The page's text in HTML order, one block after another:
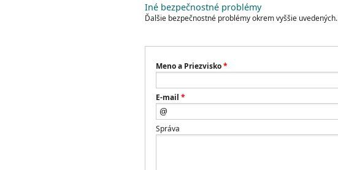
Iné bezpečnostné problémy
Ďalšie bezpečnostné problémy okrem vyššie uvedených.
Meno a Priezvisko*
E-mail *
Správa